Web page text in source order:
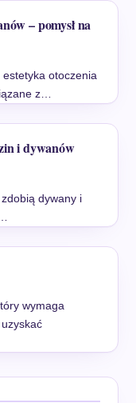
– pomysł na
otoczenia
z…
i dywanów
zdobią dywany i
wymaga